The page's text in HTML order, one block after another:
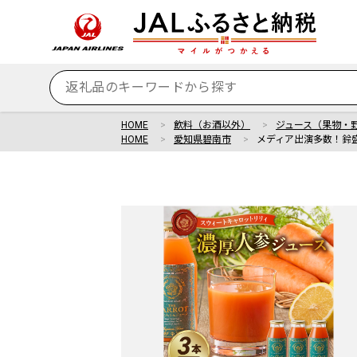
HOME 飲料（お酒以外）
ジュース（果物・
HOME
愛知県碧南市 メディア出演多数！鈴